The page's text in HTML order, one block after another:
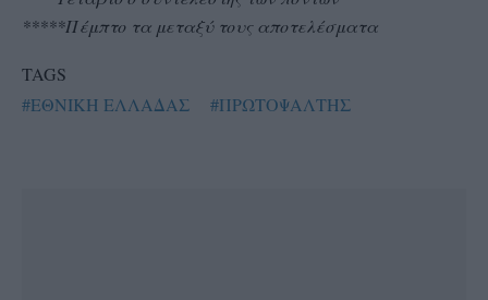
*****Πέμπτο τα μεταξύ τους αποτελέσματα
TAGS
#ΕΘΝΙΚΗ ΕΛΛΑΔΑΣ
#ΠΡΩΤΟΨΑΛΤΗΣ